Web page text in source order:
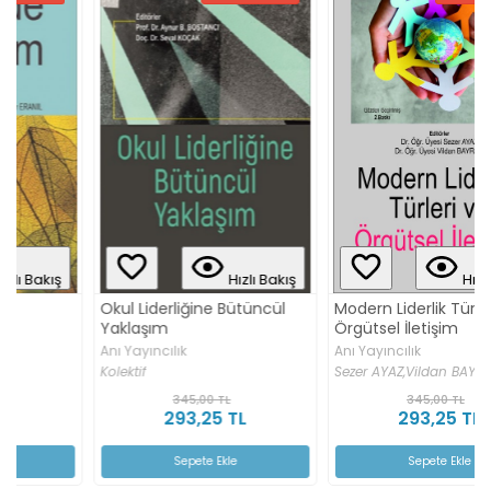
Hızlı Bakış
Okul Liderliğine Bütüncül
Anı Yayıncılık
293,25 TL
Hızlı Bakış
Modern Liderlik Türleri ve
Örgütsel İletişim
Anı Yayıncılık
Vildan BAYRAM
293,25 TL